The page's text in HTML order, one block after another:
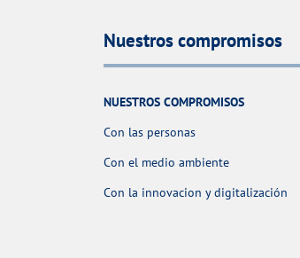
Nuestros compromisos
NUESTROS COMPROMISOS
Con las personas
Con el medio ambiente
Con la innovacion y digitalización